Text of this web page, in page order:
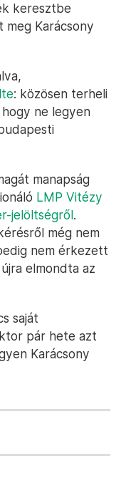
keresztbe
Karácsony
: közösen terheli
ne legyen
manapság
LMP Vitézy
jelöltségről.
még nem
nem érkezett
elmondta az
saját
pár hete azt
Karácsony